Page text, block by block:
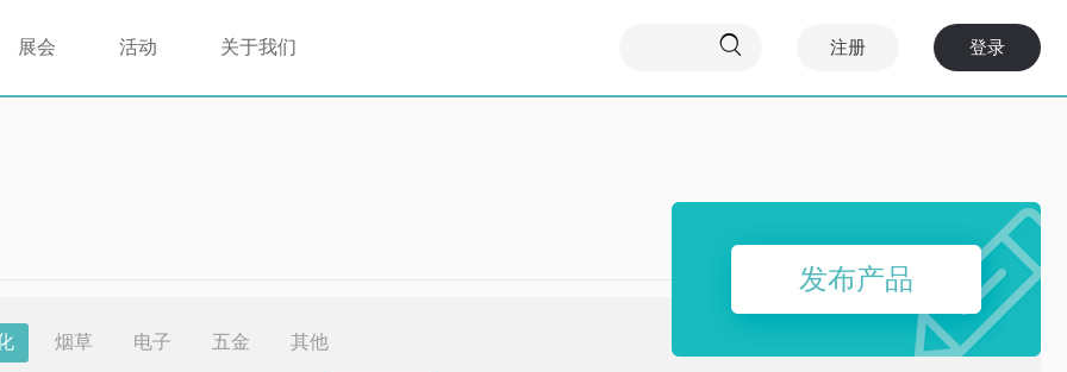
展会 活动 关于我们  注册 登录
烟草 电子 五金 其他
发布产品